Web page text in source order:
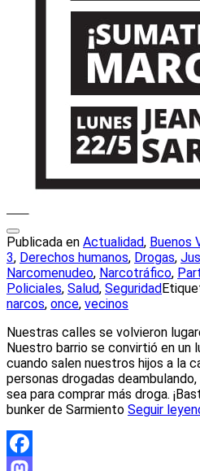
Publicada en Actualidad, Buenos
3, Derechos humanos, Drogas,
Narcomenudeo, Narcotráfico,
Policiales, Salud, Seguridad
narcos, once, vecinos
Nuestras calles se volvieron
Nuestro barrio se convirtió en un
cuando salen nuestros hijos a la
personas drogadas
sea para comprar más droga.
bunker de Sarmiento Seguir